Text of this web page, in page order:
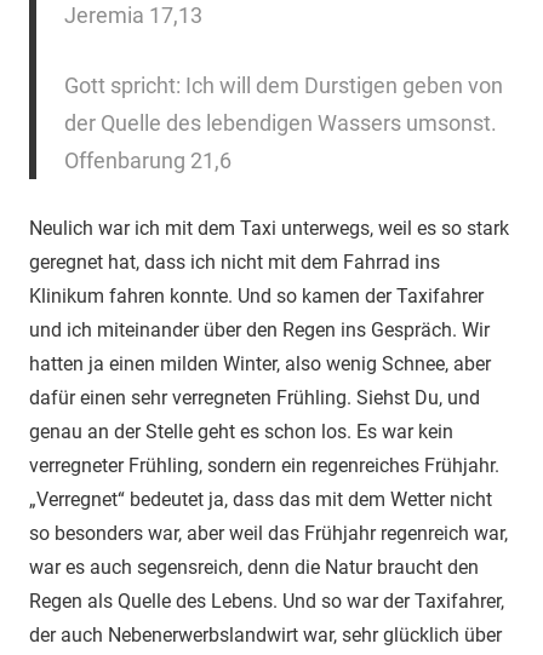
Jeremia 17,13
Gott spricht: Ich will dem Durstigen geben von
der Quelle des lebendigen Wassers umsonst.
Offenbarung 21,6
Neulich war ich mit dem Taxi unterwegs, weil es so stark
geregnet hat, dass ich nicht mit dem Fahrrad ins
Klinikum fahren konnte. Und so kamen der Taxifahrer
und ich miteinander über den Regen ins Gespräch. Wir
hatten ja einen milden Winter, also wenig Schnee, aber
dafür einen sehr verregneten Frühling. Siehst Du, und
genau an der Stelle geht es schon los. Es war kein
verregneter Frühling, sondern ein regenreiches Frühjahr.
„Verregnet“ bedeutet ja, dass das mit dem Wetter nicht
so besonders war, aber weil das Frühjahr regenreich war,
war es auch segensreich, denn die Natur braucht den
Regen als Quelle des Lebens. Und so war der Taxifahrer,
der auch Nebenerwerbslandwirt war, sehr glücklich über